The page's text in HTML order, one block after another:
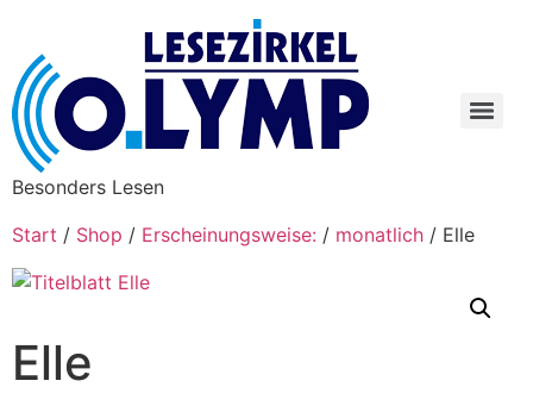
Besonders Lesen
Start / Shop / Erscheinungsweise: / monatlich / Elle
Elle